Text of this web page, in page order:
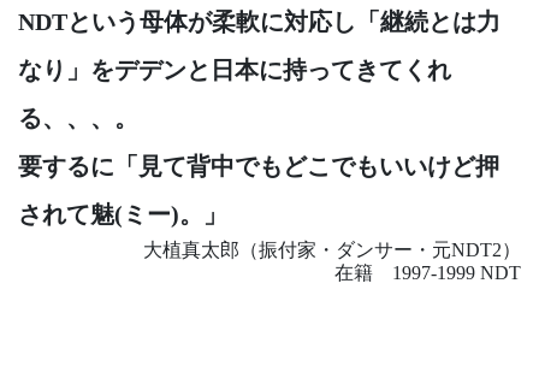
NDTという母体が柔軟に対応し「継続とは力
なり」をデデンと日本に持ってきてくれ
る、、、。
要するに「見て背中でもどこでもいいけど押
されて魅(ミー)。」
大植真太郎（振付家・ダンサー・元NDT2）
在籍 1997-1999 NDT